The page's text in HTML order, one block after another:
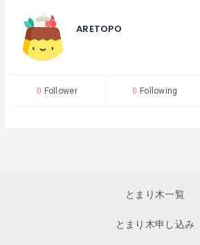
ARETOPO
0 Follower 0 Following
とまり木一覧
とまり木申し込み